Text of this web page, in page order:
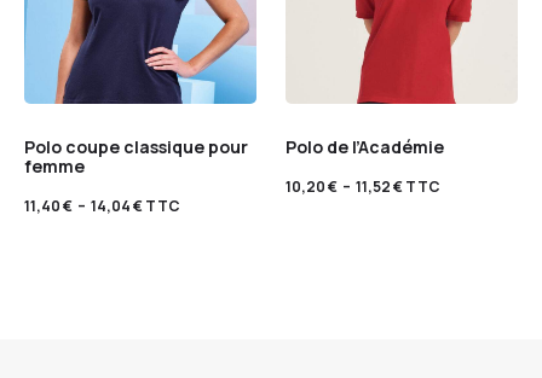
Polo coupe classique pour
femme
11,40€ – 14,04€TTC
Polo de l’Académie
10,20€ – 11,52€TTC